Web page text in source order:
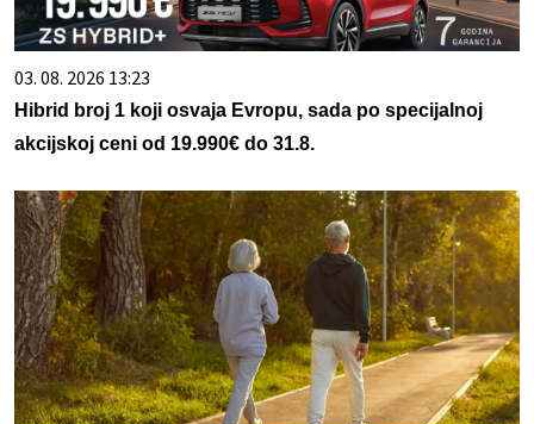
03. 08. 2026 13:23
Hibrid broj 1 koji osvaja Evropu, sada po specijalnoj
akcijskoj ceni od 19.990€ do 31.8.